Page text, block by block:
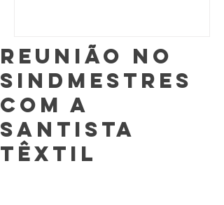
Reunião No
Sindmestres
com a
Santista
Têxtil